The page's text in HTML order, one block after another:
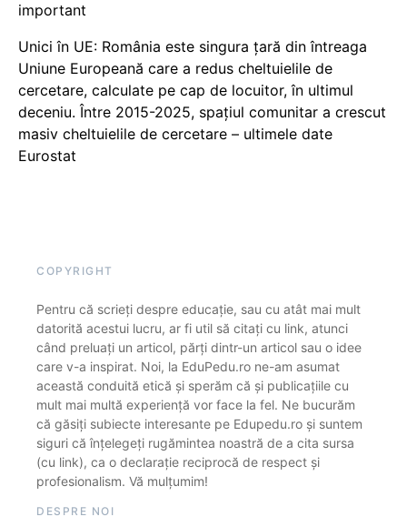
important
Unici în UE: România este singura țară din întreaga
Uniune Europeană care a redus cheltuielile de
cercetare, calculate pe cap de locuitor, în ultimul
deceniu. Între 2015-2025, spațiul comunitar a crescut
masiv cheltuielile de cercetare – ultimele date
Eurostat
COPYRIGHT
Pentru că scrieți despre educație, sau cu atât mai mult
datorită acestui lucru, ar fi util să citați cu link, atunci
când preluați un articol, părți dintr-un articol sau o idee
care v-a inspirat. Noi, la EduPedu.ro ne-am asumat
această conduită etică și sperăm că și publicațiile cu
mult mai multă experiență vor face la fel. Ne bucurăm
că găsiți subiecte interesante pe Edupedu.ro și suntem
siguri că înțelegeți rugămintea noastră de a cita sursa
(cu link), ca o declarație reciprocă de respect și
profesionalism. Vă mulțumim!
DESPRE NOI